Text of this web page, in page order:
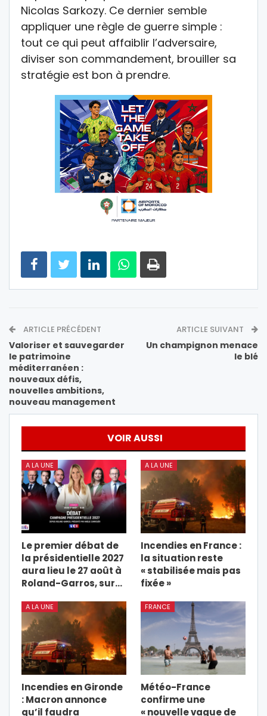
Nicolas Sarkozy. Ce dernier semble
appliquer une règle de guerre simple :
tout ce qui peut affaiblir l’adversaire,
diviser son commandement, brouiller sa
stratégie est bon à prendre.
ARTICLE PRÉCÉDENT
Valoriser et sauvegarder
le patrimoine
méditerranéen :
nouveaux défis,
nouvelles ambitions,
nouveau management
ARTICLE SUIVANT
Un champignon menace
le blé
VOIR AUSSI
A LA UNE
Le premier débat de
la présidentielle 2027
aura lieu le 27 août à
Roland-Garros, sur…
A LA UNE
Incendies en France :
la situation reste
« stabilisée mais pas
fixée »
A LA UNE
Incendies en Gironde
: Macron annonce
qu’il faudra
FRANCE
Météo-France
confirme une
« nouvelle vague de